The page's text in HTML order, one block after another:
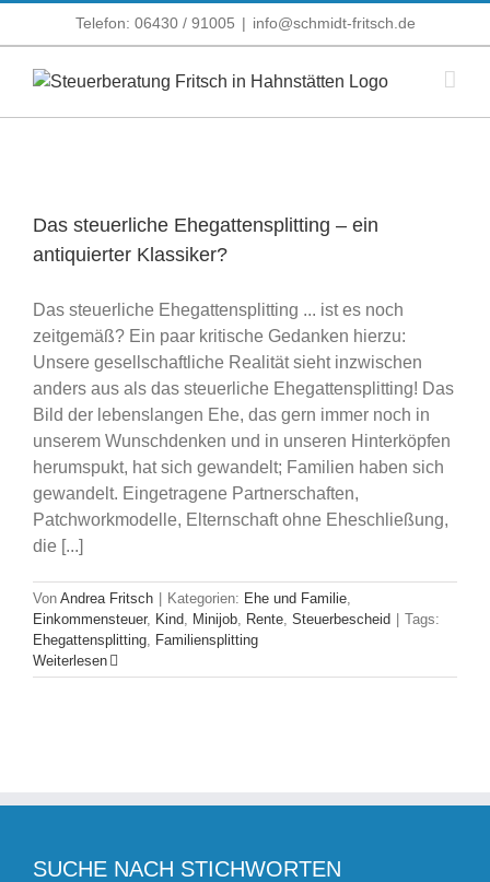
Telefon: 06430 / 91005 | info@schmidt-fritsch.de
Das steuerliche Ehegattensplitting – ein
antiquierter Klassiker?
Das steuerliche Ehegattensplitting ... ist es noch
zeitgemäß? Ein paar kritische Gedanken hierzu:
Unsere gesellschaftliche Realität sieht inzwischen
anders aus als das steuerliche Ehegattensplitting! Das
Bild der lebenslangen Ehe, das gern immer noch in
unserem Wunschdenken und in unseren Hinterköpfen
herumspukt, hat sich gewandelt; Familien haben sich
gewandelt. Eingetragene Partnerschaften,
Patchworkmodelle, Elternschaft ohne Eheschließung,
die [...]
Von Andrea Fritsch Kategorien: Ehe und Familie
Einkommensteuer, Kind Minijob Rente Steuerbescheid
Tags:
Ehegattensplitting
Familiensplitting
Weiterlesen
SUCHE NACH STICHWORTEN